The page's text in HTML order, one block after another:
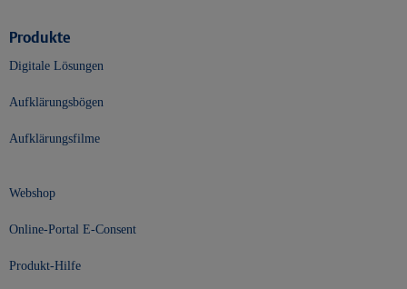
Produkte
Digitale Lösungen
Aufklärungsbögen
Aufklärungsfilme
Webshop
Online-Portal E-Consent
Produkt-Hilfe